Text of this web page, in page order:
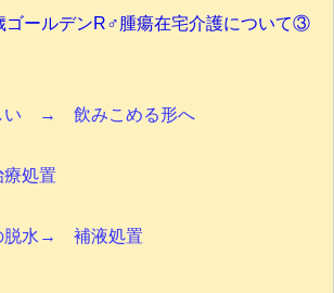
ゴールデンR♂腫瘍在宅介護について③
い → 飲みこめる形へ
処置
脱水→ 補液処置